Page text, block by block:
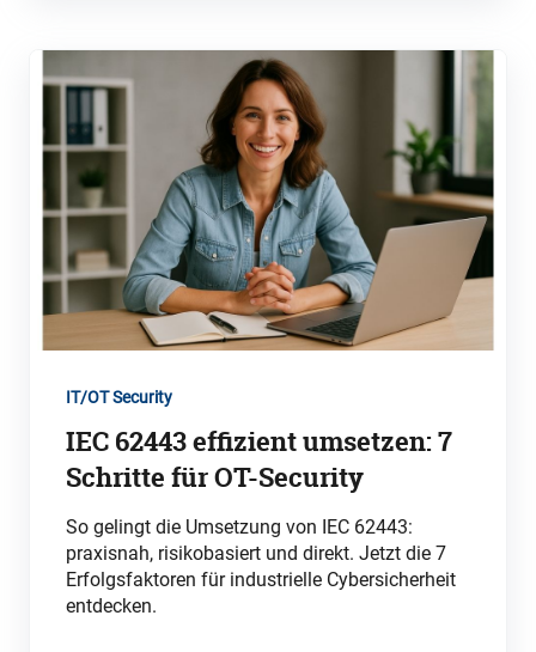
IT/OT Security
IEC 62443 effizient umsetzen: 7
Schritte für OT-Security
So gelingt die Umsetzung von IEC 62443:
praxisnah, risikobasiert und direkt. Jetzt die 7
Erfolgsfaktoren für industrielle Cybersicherheit
entdecken.